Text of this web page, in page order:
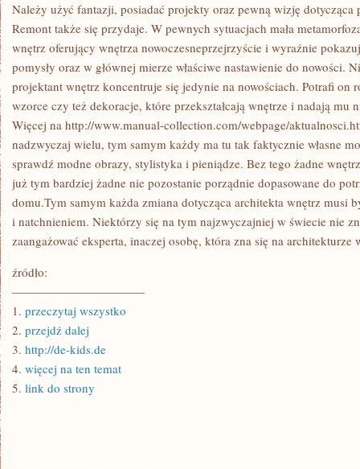
Należy użyć fantazji, posiadać projekty oraz pewną wizję dotycząca
Remont także się przydaje. W pewnych sytuacjach mała
wnętrz oferujący wnętrza nowoczesneprzejrzyście i wyraźnie
pomysły oraz w głównej mierze właściwe nastawienie do nowości.
projektant wnętrz koncentruje się jedynie na nowościach. Potrafi on
wzorce czy też dekoracje, które przekształcają wnętrze i nadają mu
Więcej na http://www.manual-collection.com/webpage/
nadzwyczaj wielu, tym samym każdy ma tu tak faktycznie własne
sprawdź modne obrazy, stylistyka i pieniądze. Bez tego żadne
już tym bardziej żadne nie pozostanie porządnie dopasowane do
domu.Tym samym każda zmiana dotycząca architekta wnętrz musi
i natchnieniem. Niektórzy się na tym najzwyczajniej w świecie nie
zaangażować eksperta, inaczej osobę, która zna się na architekturze
źródło:
———————————
1. przeczytaj wszystko
2. przejdź dalej
3. http://de-kids.de
4. więcej na ten temat
5. link do strony